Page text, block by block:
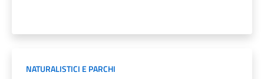
NATURALISTICI E PARCHI